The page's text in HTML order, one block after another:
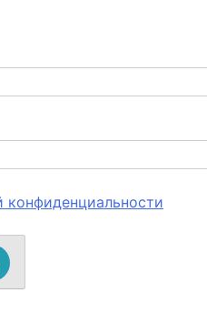
конфиденциальности